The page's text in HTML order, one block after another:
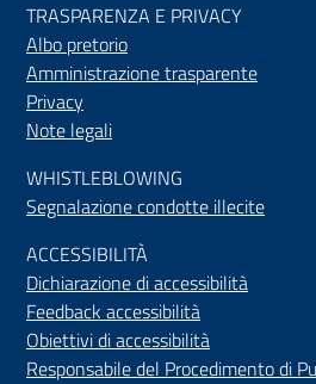
TRASPARENZA E PRIVACY
Albo pretorio
Amministrazione trasparente
Privacy
Note legali
WHISTLEBLOWING
Segnalazione condotte illecite
ACCESSIBILITÀ
Dichiarazione di accessibilità
Feedback accessibilità
Obiettivi di accessibilità
Responsabile del Procedimento di